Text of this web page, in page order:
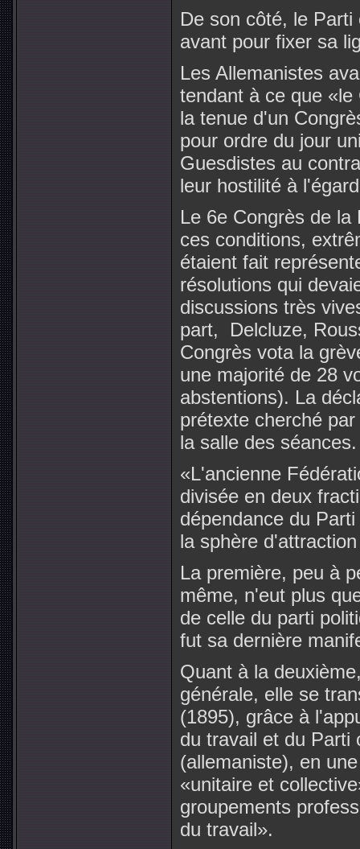
De son côté, le
avant pour fixer sa
Les Allemanistes
tendant à ce que
la tenue d'un
pour ordre du jour
Guesdistes au
leur hostilité à
Le 6e Congrès de
ces conditions,
étaient fait
résolutions qui
discussions très
part, Delcluze,
Congrès vota la
une majorité de 28
abstentions). La
prétexte cherché
la salle des séances.
«L'ancienne
divisée en deux
dépendance du
la sphère
La première, peu à
même, n'eut plus
de celle du parti
fut sa dernière
Quant à la
générale, elle se
(1895), grâce à
du travail et du Parti
(allemaniste), en
«unitaire et
groupements
du travail».